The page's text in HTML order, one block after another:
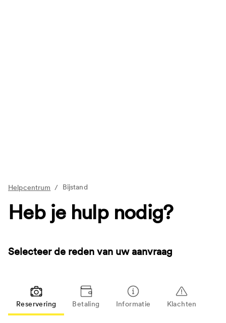
Helpcentrum / Bijstand
Heb je hulp nodig?
Selecteer de reden van uw aanvraag
Reservering Betaling Informatie Klachten